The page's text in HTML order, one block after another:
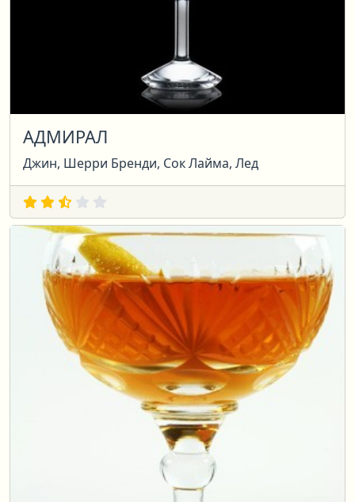
АДМИРАЛ
Джин, Шерри Бренди, Сок Лайма, Лед